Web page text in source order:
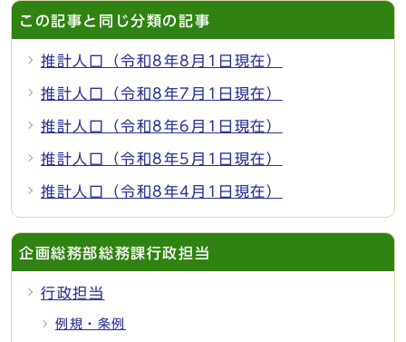
この記事と同じ分類の記事
推計人口（令和8年8月1日現在）
推計人口（令和8年7月1日現在）
推計人口（令和8年6月1日現在）
推計人口（令和8年5月1日現在）
推計人口（令和8年4月1日現在）
企画総務部総務課行政担当
行政担当
例規・条例